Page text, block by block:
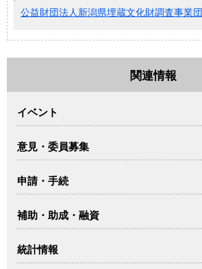
公益財団法人新潟県埋蔵文化財調査事業団
関連情報
イベント
意見・委員募集
申請・手続
補助・助成・融資
統計情報